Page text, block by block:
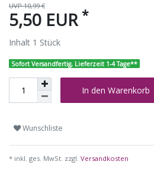
UVP 10,99 €
5,50 EUR *
Inhalt 1 Stück
Sofort Versandfertig, Lieferzeit 1-4 Tage**
In den Warenkorb
Wunschliste
* inkl. ges. MwSt. zzgl. Versandkosten